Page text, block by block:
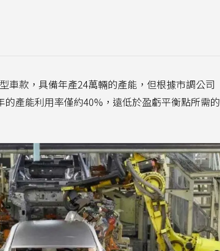
車款，具備年產24萬輛的產能，但根據市調公司
的產能利用率僅約40%，遠低於盈虧平衡點所需